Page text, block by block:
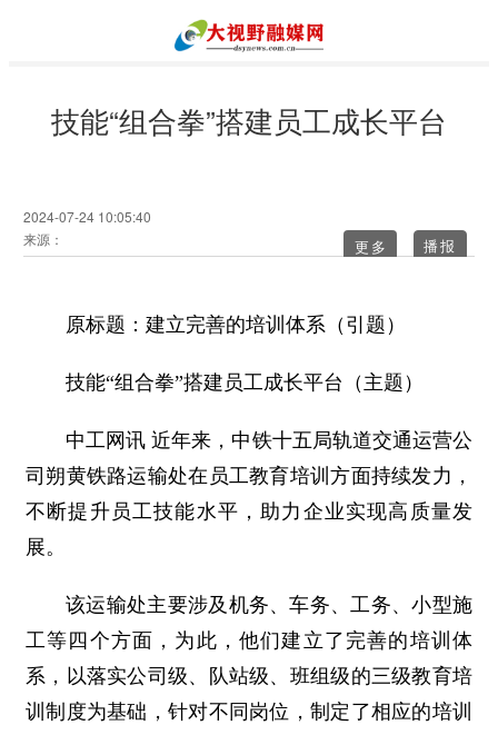
技能“组合拳”搭建员工成长平台
2024-07-24 10:05:40
来源：
更多
原标题：建立完善的培训体系（引题）
技能“组合拳”搭建员工成长平台（主题）
中工网讯 近年来，中铁十五局轨道交通运营公
司朔黄铁路运输处在员工教育培训方面持续发力，
不断提升员工技能水平，助力企业实现高质量发
展。
该运输处主要涉及机务、车务、工务、小型施
工等四个方面，为此，他们建立了完善的培训体
系，以落实公司级、队站级、班组级的三级教育培
训制度为基础，针对不同岗位，制定了相应的培训